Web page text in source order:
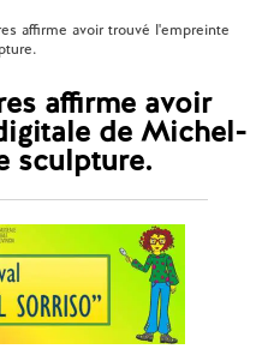
affirme avoir trouvé l'empreinte
affirme avoir
de Michel-
sculpture.